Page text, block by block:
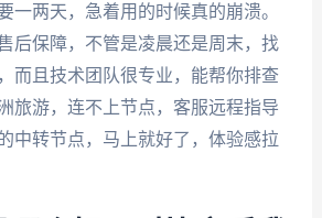
一两天，急着用的时候真的崩溃。
后保障，不管是凌晨还是周末，找
而且技术团队很专业，能帮你排查
旅游，连不上节点，客服远程指导
中转节点，马上就好了，体验感拉